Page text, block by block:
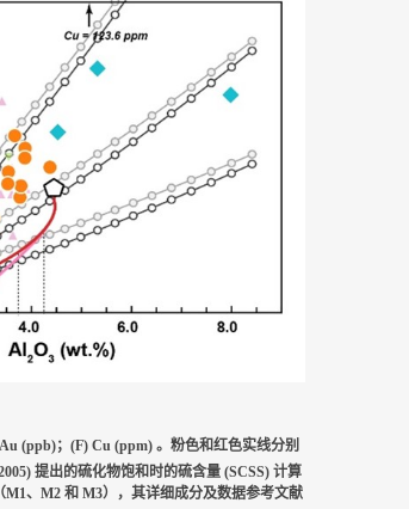
(ppb)；(F) Cu (ppm) 。粉色和红色实线分别
提出的硫化物饱和时的硫含量 (SCSS) 计算
、M2 和 M3），其详细成分及数据参考文献